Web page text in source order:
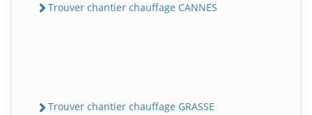
Trouver chantier chauffage CANNES
Trouver chantier chauffage GRASSE